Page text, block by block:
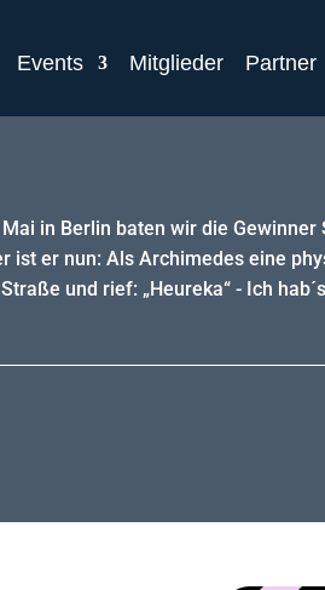
Events Mitglieder Partner
in Berlin baten wir die
er nun: Als Archimedes eine
und rief: „Heureka“ - Ich